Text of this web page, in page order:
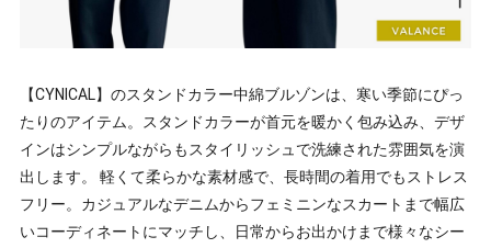
【CYNICAL】のスタンドカラー中綿ブルゾンは、寒い季節にぴっ
たりのアイテム。スタンドカラーが首元を暖かく包み込み、デザ
インはシンプルながらもスタイリッシュで洗練された雰囲気を演
出します。 軽くて柔らかな素材感で、長時間の着用でもストレス
フリー。カジュアルなデニムからフェミニンなスカートまで幅広
いコーディネートにマッチし、日常からお出かけまで様々なシー